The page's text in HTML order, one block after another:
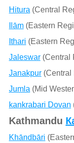
Hitura (Central
Ilām(Eastern
Ithari (Eastern
Jaleswar(Central
Janakpur(Central
Jumla (Mid
kankrabari Dovan
Kathmandu
Khāndbāri